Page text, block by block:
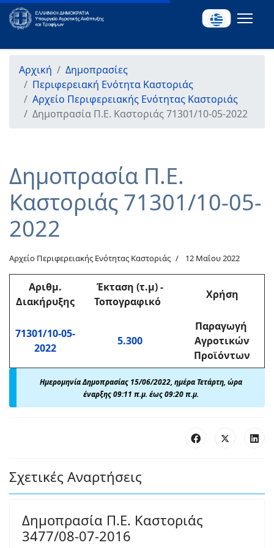
Αρχική
Δημοπρασίες
Περιφερειακή Ενότητα Καστοριάς
Αρχείο Περιφερειακής Ενότητας Καστοριάς
Δημοπρασία Π.Ε. Καστοριάς 71301/10-05-2022
Δημοπρασία Π.Ε.
Καστοριάς 71301/10-05-
2022
Αρχείο Περιφερειακής Ενότητας Καστοριάς 12 Μαΐου 2022
Αριθμ.
Διακήρυξης
Έκταση (τ.μ)-
Τοπογραφικό
Χρήση
71301/10-05-
2022
5.300
Παραγωγή
Αγροτικών
Προϊόντων
Ημερομηνία Δημοπρασίας 15/06/2022, ημέρα Τετάρτη, ώρα
έναρξης 09:11 π.μ. έως 09:20 π.μ.
Σχετικές Αναρτήσεις
Δημοπρασία Π.Ε. Καστοριάς
3477/08-07-2016